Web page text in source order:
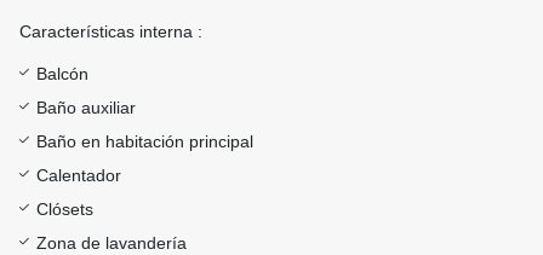
Características interna :
Balcón
Baño auxiliar
Baño en habitación principal
Calentador
Clósets
Zona de lavandería